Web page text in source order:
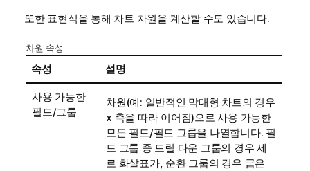
또한 표현식을 통해 차트 차원을 계산할 수도 있습니다.
차원 속성
속성 설명
사용 가능한
필드/그룹
차원(예: 일반적인 막대형 차트의 경우
x 축을 따라 이어짐)으로 사용 가능한
모든 필드/필드 그룹을 나열합니다. 필
드 그룹 중 드릴 다운 그룹의 경우 세
로 화살표가, 순환 그룹의 경우 굽은